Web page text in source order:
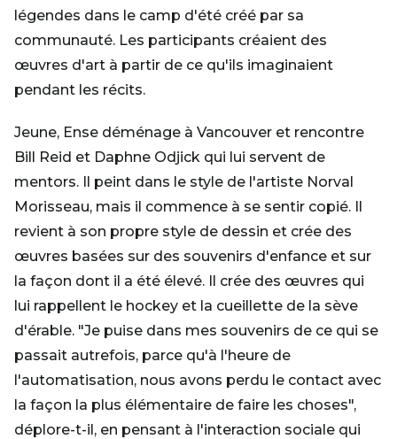
légendes dans le camp d'été créé par sa
communauté. Les participants créaient des
œuvres d'art à partir de ce qu'ils imaginaient
pendant les récits.
Jeune, Ense déménage à Vancouver et rencontre
Bill Reid et Daphne Odjick qui lui servent de
mentors. Il peint dans le style de l'artiste Norval
Morisseau, mais il commence à se sentir copié. Il
revient à son propre style de dessin et crée des
œuvres basées sur des souvenirs d'enfance et sur
la façon dont il a été élevé. Il crée des œuvres qui
lui rappellent le hockey et la cueillette de la sève
d'érable. "Je puise dans mes souvenirs de ce qui se
passait autrefois, parce qu'à l'heure de
l'automatisation, nous avons perdu le contact avec
la façon la plus élémentaire de faire les choses",
déplore-t-il, en pensant à l'interaction sociale qui